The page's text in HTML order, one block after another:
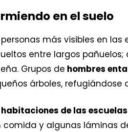
en el suelo
personas más visibles en las
entre largos
Grupos de hombres
árboles,
habitaciones de las escuelas
comida y algunas láminas